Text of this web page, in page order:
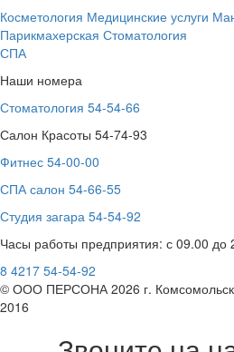
Косметология Медицинские услуги
Парикмахерская Стоматология
СПА
Наши номера
Стоматология 54-54-66
Салон Красоты 54-74-93
Фитнес 54-00-00
СПА салон 54-66-55
Студия загара 54-54-92
Часы работы предприятия: с 09.00 до
8 4217 54-54-92
© ООО ПЕРСОНА 2026 г.
2016